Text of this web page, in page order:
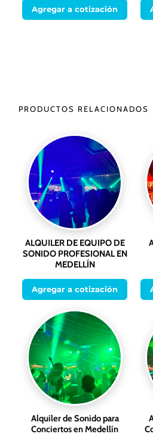
Agregar a cotización
PRODUCTOS RELACIONADOS
ALQUILER DE EQUIPO DE
SONIDO PROFESIONAL EN
MEDELLÍN
Agregar a cotización
Alquiler de Sonido para
Conciertos en Medellín